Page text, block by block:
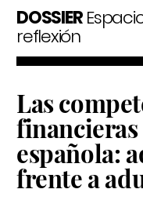
DOSSIER
reflexión
Las
española:
frente a